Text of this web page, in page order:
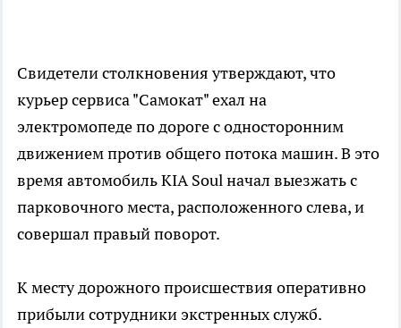
Свидетели столкновения утверждают, что
курьер сервиса "Самокат" ехал на
электромопеде по дороге с односторонним
движением против общего потока машин. В это
время автомобиль KIA Soul начал выезжать с
парковочного места, расположенного слева, и
совершал правый поворот.
К месту дорожного происшествия оперативно
прибыли сотрудники экстренных служб.